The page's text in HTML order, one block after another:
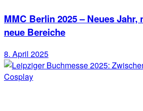
MMC Berlin 2025 – Neues Jahr,
neue Bereiche
8. April 2025